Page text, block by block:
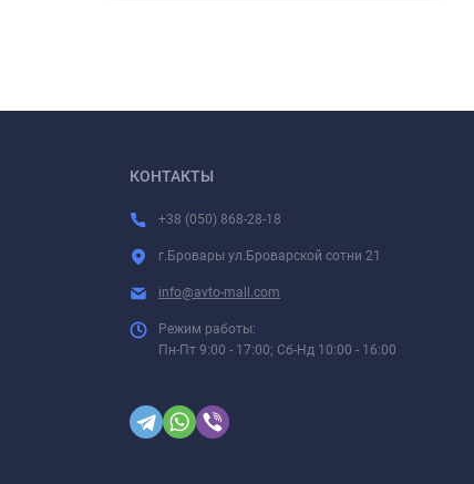
КОНТАКТЫ
+38 (050) 868-28-18
г.Бровары ул.Броварской сотни 21
info@avto-mall.com
Режим работы:
Пн-Пт 9:00 - 17:00; Сб-Нд 10:00 - 16:00